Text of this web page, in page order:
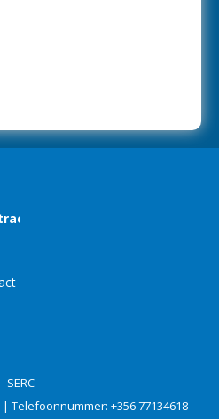
SERC
| Telefoonnummer: +356 77134618